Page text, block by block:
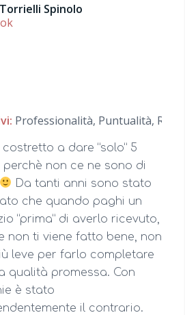
Spinolo
Professionalità, Puntualità,
costretto a dare “solo” 5
perchè non ce ne sono di
Da tanti anni sono stato
che quando paghi un
“prima” di averlo ricevuto,
non ti viene fatto bene, non
leve per farlo completare
qualità promessa. Con
è stato
il contrario.